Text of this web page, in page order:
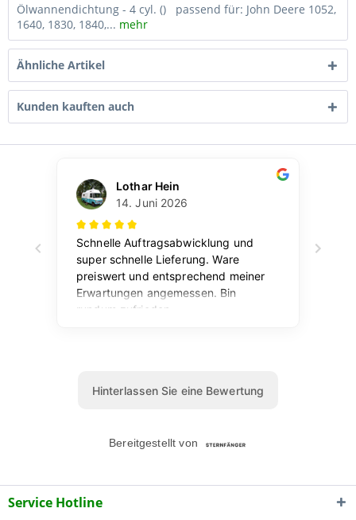
Ölwannendichtung - 4 cyl. () passend für: John Deere 1052,
1640, 1830, 1840,... mehr
Ähnliche Artikel
Kunden kauften auch
Service Hotline